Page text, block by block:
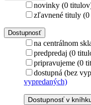
novinky (0
zľavnené tituly
Dostupnosť
na centrálnom
predpredaj (0
pripravujeme (0
dostupná (bez
vypredaných)
Dostupnosť v